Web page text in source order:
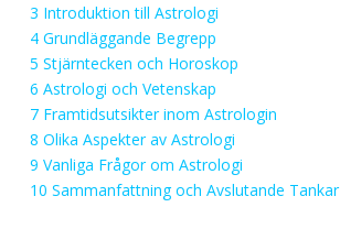
3 Introduktion till Astrologi
4 Grundläggande Begrepp
5 Stjärntecken och Horoskop
6 Astrologi och Vetenskap
7 Framtidsutsikter inom Astrologin
8 Olika Aspekter av Astrologi
9 Vanliga Frågor om Astrologi
10 Sammanfattning och Avslutande Tankar